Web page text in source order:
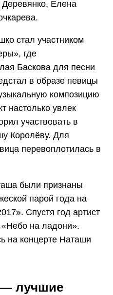
Елена
стал участником
где
Баскова для песни
в образе певицы
композицию
настолько увлек
участвовать в
Королёву. Для
перевоплотилась в
были признаны
парой года на
Спустя год артист
на ладони».
на концерте Наташи
— лучшие